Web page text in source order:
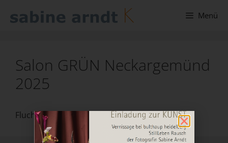
Menü
Salon GRÜN Neckargemünd
2025
FluchtPunkte, SpielPlätze und Begegnungen